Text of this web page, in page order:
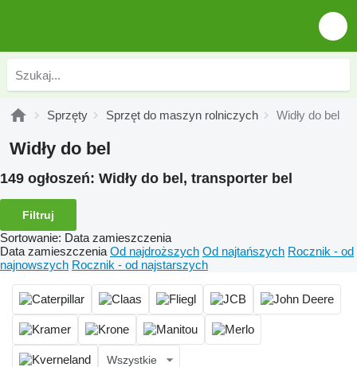
Sprzęty Sprzęt do maszyn rolniczych Widły do bel
Widły do bel
149 ogłoszeń: Widły do bel, transporter bel
Filtruj
Sortowanie: Data zamieszczenia
Data zamieszczenia Od najdroższych Od najtańszych Rocznik - od
najnowszych Rocznik - od najstarszych
Wszystkie